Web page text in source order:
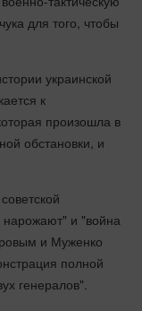
для того, чтобы
украинской
к
произошла в
обстановки, и
и "война
и Муженко
полной
генералов".